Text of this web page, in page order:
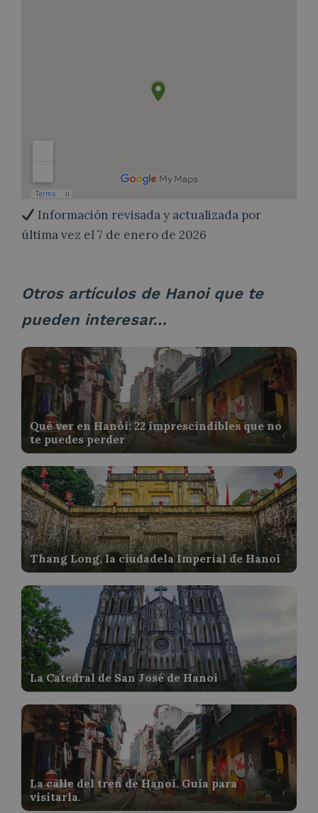
Información revisada y actualizada por
última vez el 7 de enero de 2026
Otros artículos de Hanoi que te
pueden interesar…
Qué ver en Hanói: 22 imprescindibles que no
te puedes perder
Thang Long, la ciudadela Imperial de Hanoi
La Catedral de San José de Hanoi
La calle del tren de Hanoi. Guía para
visitarla.